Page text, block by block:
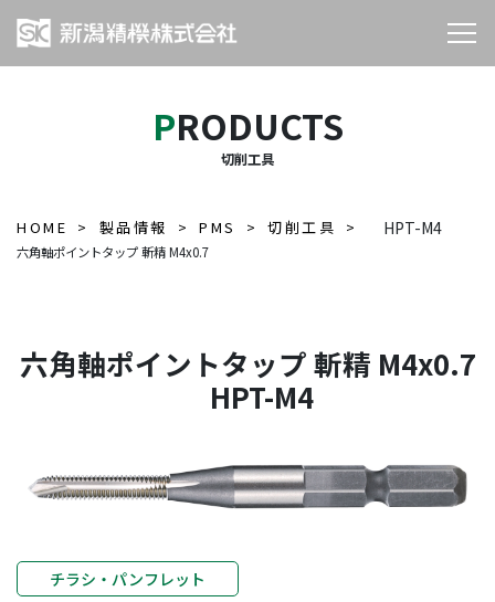
PRODUCTS
切削工具
HOME 製品情報 PMS 切削工具
六角軸ポイントタップ 斬精 M4x0.7
HPT-M4
六角軸ポイントタップ 斬精 M4x0.7
HPT-M4
チラシ・パンフレット